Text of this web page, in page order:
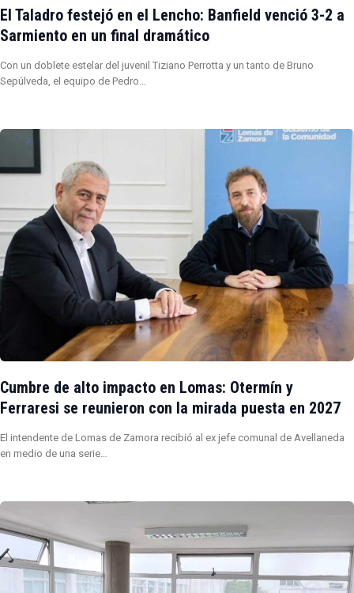
El Taladro festejó en el Lencho: Banfield venció 3-2 a
Sarmiento en un final dramático
Con un doblete estelar del juvenil Tiziano Perrotta y un tanto de Bruno
Sepúlveda, el equipo de Pedro…
Cumbre de alto impacto en Lomas: Otermín y
Ferraresi se reunieron con la mirada puesta en 2027
El intendente de Lomas de Zamora recibió al ex jefe comunal de Avellaneda
en medio de una serie…